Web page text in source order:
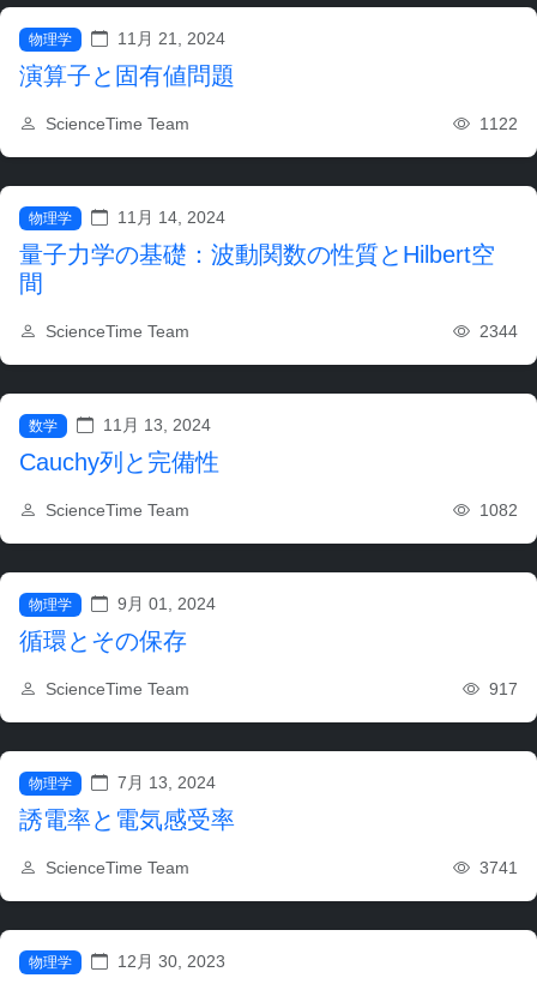
物理学 11月 21, 2024
演算子と固有値問題
ScienceTime Team 1122
物理学 11月 14, 2024
量子力学の基礎：波動関数の性質とHilbert空
間
ScienceTime Team 2344
数学 11月 13, 2024
Cauchy列と完備性
ScienceTime Team 1082
物理学 9月 01, 2024
循環とその保存
ScienceTime Team 917
物理学 7月 13, 2024
誘電率と電気感受率
ScienceTime Team 3741
物理学 12月 30, 2023